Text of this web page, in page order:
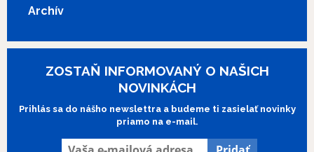
Archív
ZOSTAŇ INFORMOVANÝ O NAŠICH
NOVINKÁCH
Prihlás sa do nášho newslettra a budeme ti zasielať novinky
priamo na e-mail.